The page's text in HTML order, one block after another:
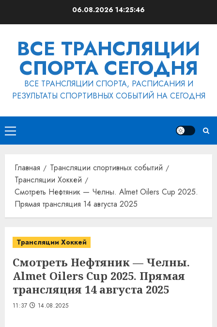
06.08.2026 14:25:46
ВСЕ ТРАНСЛЯЦИИ
СПОРТА СЕГОДНЯ
ВСЕ ТРАНСЛЯЦИИ СПОРТА, РАСПИСАНИЯ И
РЕЗУЛЬТАТЫ СПОРТИВНЫХ СОБЫТИЙ НА СЕГОДНЯ
Основное
меню
Главная
Трансляции спортивных событий
Трансляции Хоккей
Смотреть Нефтяник — Челны. Almet Oilers Cup 2025.
Прямая трансляция 14 августа 2025
Трансляции Хоккей
Смотреть Нефтяник — Челны.
Almet Oilers Cup 2025. Прямая
трансляция 14 августа 2025
11:37 14.08.2025